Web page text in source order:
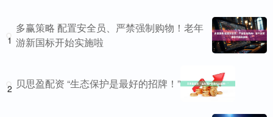
1
多赢策略 配置安全员、严禁强制购物！老年
游新国标开始实施啦
2 贝思盈配资 “生态保护是最好的招牌！”